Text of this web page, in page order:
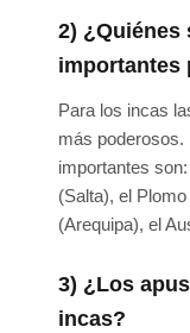
2) ¿Quiénes
importantes
Para los incas
más
importantes
(Salta), el
(Arequipa), el
3) ¿Los
incas?